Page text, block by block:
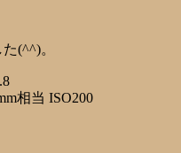
(^^)。
相当 ISO200